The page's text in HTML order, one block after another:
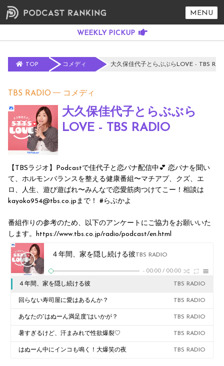
MENU
TOP コメディ 大久保佳代子とらぶぶらLOVE - TBS
TBS RADIO コメディ
大久保佳代子とらぶぶら
LOVE - TBS RADIO
【TBSラジオ】Podcastで佳代子と恋バナ配信中💕 恋バナを聞い
て、ホルモンバランスを整える健康番組〜マチアプ、クズ、エ
ロ、人生、遊び遊ばれ〜みんなで恋愛筋肉つけてこー！相談は
kayoko954@tbs.co.jpまで！ #らぶかよ
番組作りの参考のため、以下のアンケートにご協力をお願いいた
します。https://www.tbs.co.jp/radio/podcast/en.html
４年間、家を隠し続ける彼TBS RADIO
- 00:00 / 00:00
４年間、家を隠し続ける彼 TBS RADIO
回らない寿司屋に愛はあるんか？ TBS RADIO
あなたの“はぬーん満足度”はいかが？ TBS RADIO
暑すぎるけど、汗まみれで性欲爆裂♡ TBS RADIO
はぬーん中にインコも鳴く！大爆笑の夜 TBS RADIO